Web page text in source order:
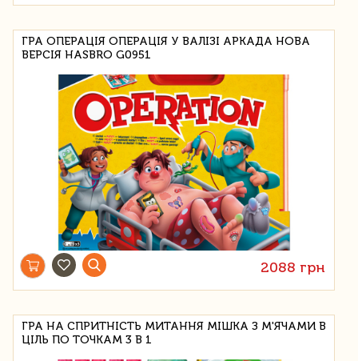
ГРА ОПЕРАЦІЯ ОПЕРАЦІЯ У ВАЛІЗІ АРКАДА НОВА
ВЕРСІЯ HASBRO G0951
2088 грн
ГРА НА СПРИТНІСТЬ МИТАННЯ МІШКА З М'ЯЧАМИ В
ЦІЛЬ ПО ТОЧКАМ 3 В 1